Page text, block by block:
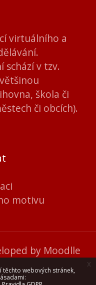
webových stránek,
x
virtuálního a
schází v tzv.
škola či
či obcích).
motivu
by Moodlle